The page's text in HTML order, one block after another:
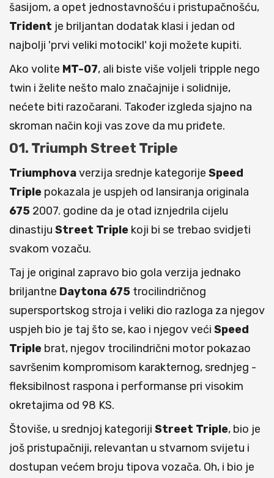
šasijom, a opet jednostavnošću i pristupačnošću,
Trident je briljantan dodatak klasi i jedan od
najbolji 'prvi veliki motocikl' koji možete kupiti.
Ako volite MT-07, ali biste više voljeli tripple nego
twin i želite nešto malo značajnije i solidnije,
nećete biti razočarani. Također izgleda sjajno na
skroman način koji vas zove da mu priđete.
01. Triumph Street Triple
Triumphovaverzija srednje kategorije Speed
Triple pokazala je uspjeh od lansiranja originala
675 2007. godine da je otad iznjedrila cijelu
dinastiju Street Triple koji bi se trebao svidjeti
svakom vozaču.
Taj je original zapravo bio gola verzija jednako
briljantne Daytona 675 trocilindričnog
supersportskog stroja i veliki dio razloga za njegov
uspjeh bio je taj što se, kao i njegov veći Speed
Triple brat, njegov trocilindrični motor pokazao
savršenim kompromisom karakternog, srednjeg -
fleksibilnost raspona i performanse pri visokim
okretajima od 98 KS.
Štoviše, u srednjoj kategoriji Street Triple, bio je
još pristupačniji, relevantan u stvarnom svijetu i
dostupan većem broju tipova vozača. Oh, i bio je